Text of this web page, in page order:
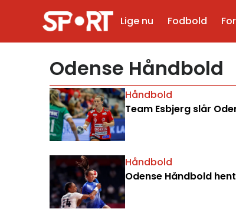
Lige nu Fodbold
Odense Håndbold
Håndbold
Team Esbjerg slår
Håndbold
Odense Håndbold